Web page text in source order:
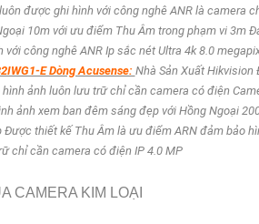
được ghi hình với công nghê ANR là camera
10m với ưu điểm Thu Âm trong phạm vi 3m
công nghê ANR Ip sắc nét Ultra 4k 8.0
E Dòng Acusense: Nhà Sản Xuất Hikvision
ảnh luôn lưu trữ chỉ cần camera có điện
ảnh xem ban đêm sáng đẹp với Hồng Ngoại
thiết kế Thu Âm là ưu điểm ARN đảm bảo
chỉ cần camera có điện IP 4.0 MP
CAMERA KIM LOẠI